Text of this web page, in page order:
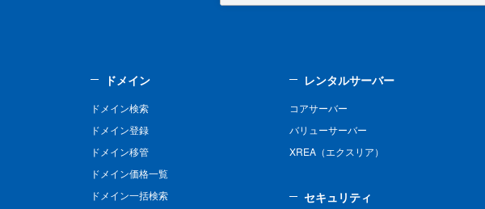
ドメイン
ドメイン検索
ドメイン登録
ドメイン移管
ドメイン価格一覧
ドメイン一括検索
レンタルサーバー
コアサーバー
バリューサーバー
XREA（エクスリア）
セキュリティ